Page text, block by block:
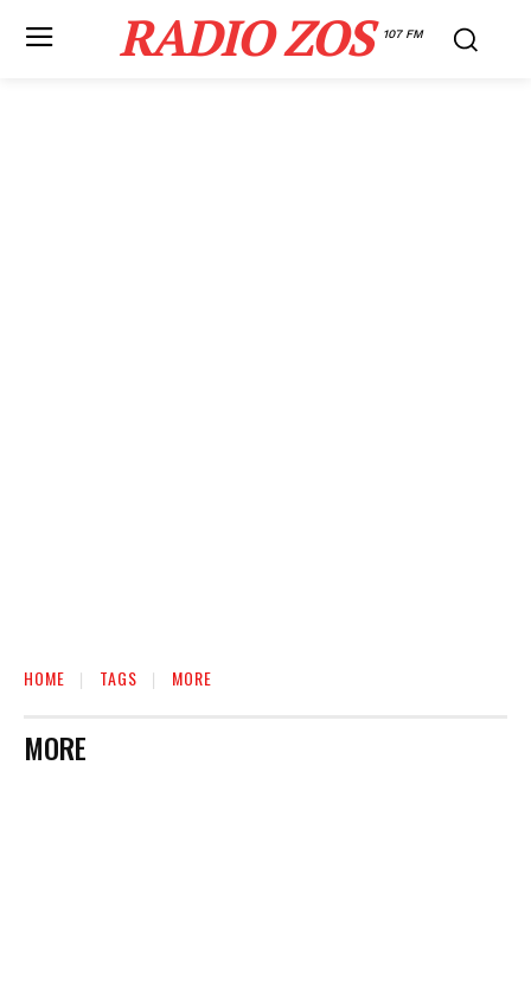
RADIO ZOS 107 FM
HOME TAGS MORE
MORE